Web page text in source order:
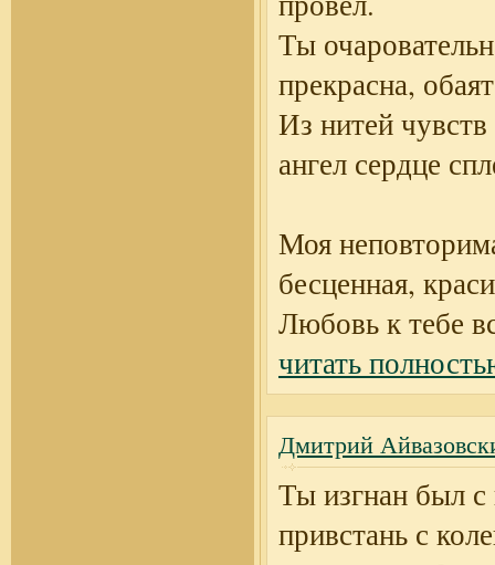
Ты
прекрасна,
Из нитей
ангел сердце
Моя
бесценная,
Любовь к тебе
читать
Дмитрий
Ты изгнан был с
привстань с